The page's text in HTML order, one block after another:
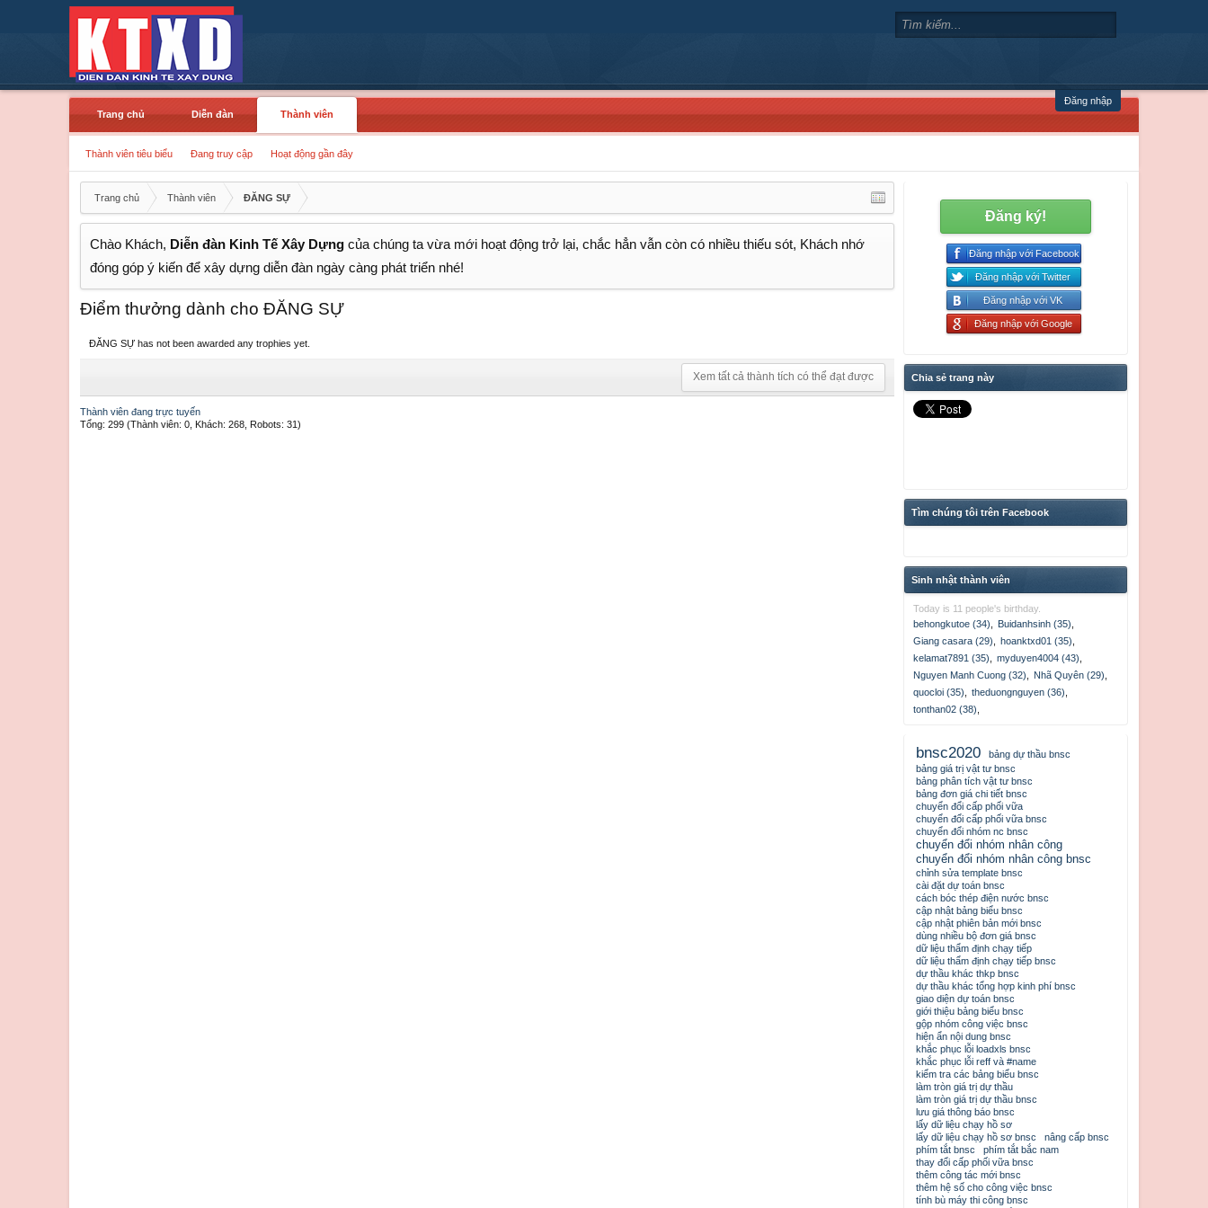
Đăng nhập
Trang chủ
Diễn đàn Thành viên
Thành viên tiêu biểu Đang truy cập Hoạt động gần đây
Trang chủ Thành viên ĐĂNG SỰ
Chào Khách, Diễn đàn Kinh Tế Xây Dựng của chúng ta vừa mới hoạt động trở lại, chắc hẳn vẫn còn có nhiều thiếu sót, Khách nhớ
đóng góp ý kiến để xây dựng diễn đàn ngày càng phát triển nhé!
Điểm thưởng dành cho ĐĂNG SỰ
ĐĂNG SỰ has not been awarded any trophies yet.
Xem tất cả thành tích có thể đạt được
Thành viên đang trực tuyến
Tổng: 299 (Thành viên: 0, Khách: 268, Robots: 31)
Đăng ký!
Đăng nhập với Facebook
Đăng nhập với Twitter
Đăng nhập với VK
Đăng nhập với Google
Chia sẻ trang này
Tìm chúng tôi trên Facebook
Sinh nhật thành viên
Today is 11 people's birthday.
behongkutoe (34)
Buidanhsinh (35)
Giang casara (29)
hoanktxd01 (35)
kelamat7891 (35)
myduyen4004 (43)
Nguyen Manh Cuong (32)
Nhã Quyên (29)
quocloi (35)
theduongnguyen (36)
tonthan02 (38)
bnsc2020
bảng dự thầu bnsc
bảng giá trị vật tư bnsc
bảng phân tích vật tư bnsc
bảng đơn giá chi tiết bnsc
chuyển đổi cấp phối vữa
chuyển đổi cấp phối vữa bnsc
chuyển đổi nhóm nc bnsc
chuyển đổi nhóm nhân công
chuyển đổi nhóm nhân công bnsc
chỉnh sửa template bnsc
cài đặt dự toán bnsc
cách bóc thép điện nước bnsc
cập nhật bảng biểu bnsc
cập nhật phiên bản mới bnsc
dùng nhiều bộ đơn giá bnsc
dữ liệu thẩm định chạy tiếp
dữ liệu thẩm định chạy tiếp bnsc
dự thầu khác thkp bnsc
dự thầu khác tổng hợp kinh phí bnsc
giao diện dự toán bnsc
giới thiệu bảng biểu bnsc
gộp nhóm công việc bnsc
hiện ẩn nội dung bnsc
khắc phục lỗi loadxls bnsc
khắc phục lỗi reff và #name
kiểm tra các bảng biểu bnsc
làm tròn giá trị dự thầu
làm tròn giá trị dự thầu bnsc
lưu giá thông báo bnsc
lấy dữ liệu chạy hồ sơ
lấy dữ liệu chạy hồ sơ bnsc
nâng cấp bnsc
phím tắt bnsc
phím tắt bắc nam
thay đổi cấp phối vữa bnsc
thêm công tác mới bnsc
thêm hệ số cho công việc bnsc
tính bù máy thi công bnsc